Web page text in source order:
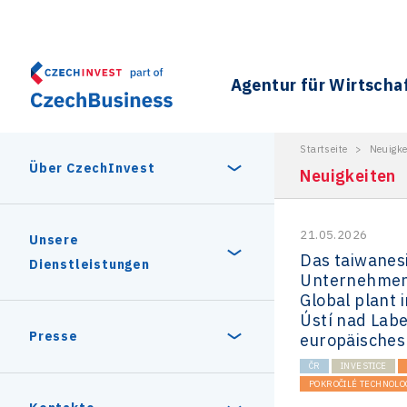
Agentur für
Über CzechInvest
Über uns
Geschichte
Unsere
Dienstleistungen
Gründe zu investieren
Unternehmen in der
Presse
Startseite >
Neuigkeiten
21.05.2026
Das
Global plant
Ústí nad
europäisches
ČR INVESTICE
POKROČILÉ